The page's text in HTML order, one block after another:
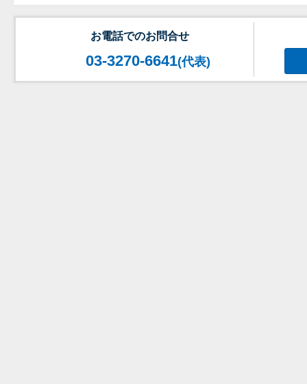
お電話でのお問合せ
03-3270-6641(代表)